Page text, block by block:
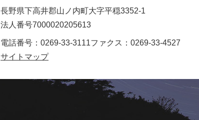
役
場
Yamanouchi
Town
長野県下高井郡山ノ内町大字平穏3352-1
法人番号7000020205613
電話番号：0269-33-3111ファクス：0269-33-4527
サイトマップ